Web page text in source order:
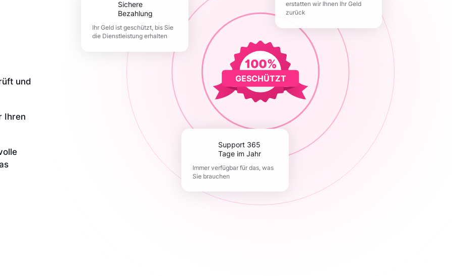
und
Ihren
GESCHÜTZT
Sichere
Bezahlung
Ihr Geld ist geschützt, bis Sie
die Dienstleistung erhalten
erstatten wir Ihnen Ihr Geld
zurück
Support 365
Tage im Jahr
Immer verfügbar für das, was
Sie brauchen